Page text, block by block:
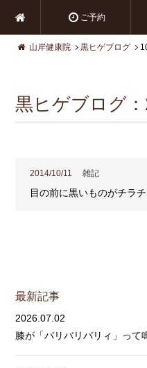
ご予約
山岸健康院 黒ヒゲブログ
黒ヒゲブログ：
2014/10/11 雑記
目の前に黒いものがチラ
最新記事
2026.07.02
膝が「バリバリバリィ」って